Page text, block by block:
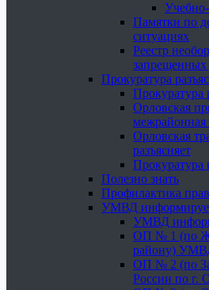
Памятки по
ситуациях
Реестр
запрещенных
Прокуратура
Прокуратура
Орловская
межрайонная
Орловская
разъясняет
Прокуратура
Полезно знать
Профилактика
УМВД
УМВД
ОП № 1 (по
району)
ОП № 2 (по
России по г.